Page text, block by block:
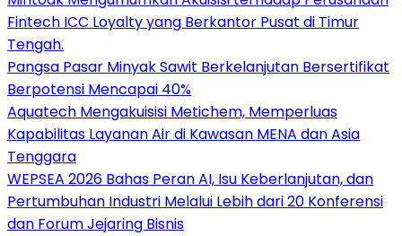
Fintech ICC Loyalty yang Berkantor Pusat di Timur
Tengah.
Pangsa Pasar Minyak Sawit Berkelanjutan Bersertifikat
Berpotensi Mencapai 40%
Aquatech Mengakuisisi Metichem, Memperluas
Kapabilitas Layanan Air di Kawasan MENA dan Asia
Tenggara
WEPSEA 2026 Bahas Peran AI, Isu Keberlanjutan, dan
Pertumbuhan Industri Melalui Lebih dari 20 Konferensi
dan Forum Jejaring Bisnis